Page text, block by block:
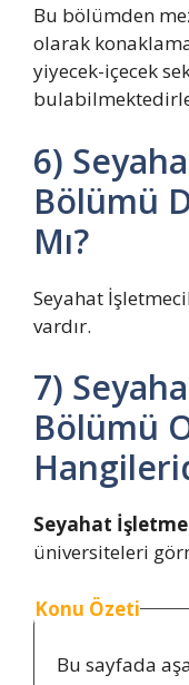
Bu bölümden
olarak
yiyecek-içecek
6)
Bölümü
Mı?
Seyahat
vardır.
7)
Bölümü
Seyahat
üniversiteleri
Konu Özeti
Bu sayfada